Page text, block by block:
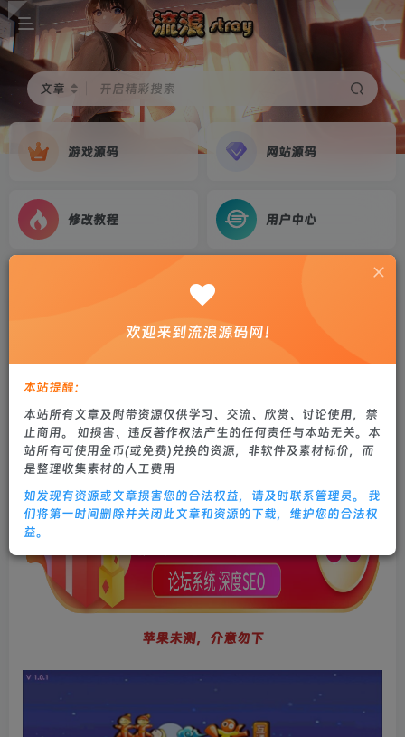
文章 开启精彩搜索
游戏源码 网站源码
修改教程 用户中心
最新整理Linux手工服务端+源码+后台+双端+详
细搭建教程
5个月前更新
0 638 12
苹果未测，介意勿下
欢迎来到流浪源码网！
本站提醒：
本站所有文章及附带资源仅供学习、交流、欣赏、讨论使用，禁
止商用。 如损害、违反著作权法产生的任何责任与本站无关。本
站所有可使用金币(或免费)兑换的资源，非软件及素材标价，而
是整理收集素材的人工费用
如发现有资源或文章损害您的合法权益，请及时联系管理员。 我
们将第一时间删除并关闭此文章和资源的下载，维护您的合法权
益。